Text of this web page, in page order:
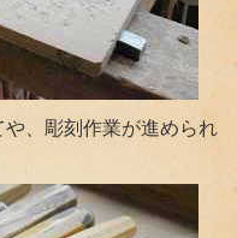
、彫刻作業が進められ